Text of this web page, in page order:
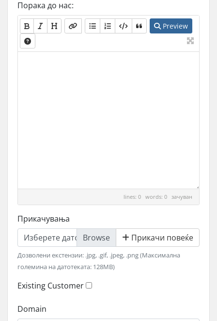
Порака до нас:
Preview
lines: 0 words: 0 зачуван
Прикачувања
Изберете датотека
Прикачи повеќе
Дозволени екстензии: .jpg, .gif, .jpeg, .png (Максимална
големина на датотеката: 128MB)
Existing Customer
Domain